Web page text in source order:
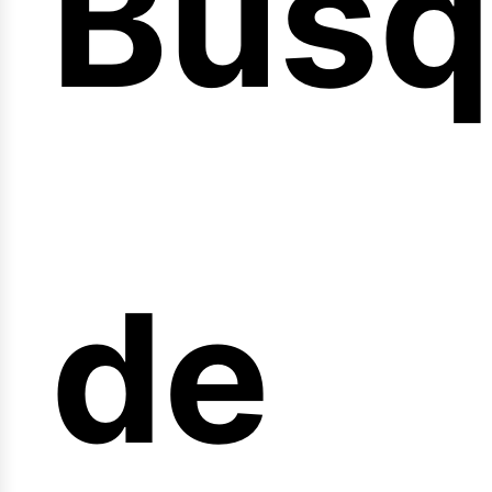
de